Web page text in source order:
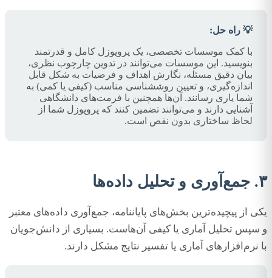
💡 راه حل:
با کمک موسسات تخصصی، یک پروپوزل کامل و قدرتمند
بنویسید. این موسسات می‌توانند در تدوین چارچوب نظری،
بیان دقیق مسئله، نگارش اهداف و فرضیات به شکل قابل
اندازه‌گیری، و تعیین روششناسی مناسب (کیفی یا کمی) به
شما یاری رسانند. آن‌ها همچنین با فرمت‌های دانشگاهی
آشنایی دارند و می‌توانند تضمین کنند که پروپوزل شما از
لحاظ ساختاری بدون نقص است.
۳. جمع‌آوری و تحلیل داده‌ها
یکی از پیچیده‌ترین بخش‌های پایاننامه، جمع‌آوری داده‌های معتبر
و سپس تحلیل آماری یا کیفی آن‌هاست. بسیاری از دانش‌جویان
با نرم‌افزارهای آماری یا تفسیر نتایج مشکل دارند.